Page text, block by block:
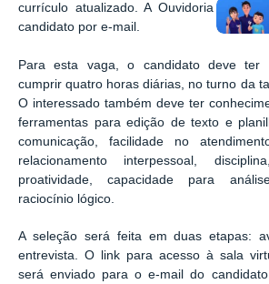
currículo atualizado. A Ouvidoria irá
candidato por e-mail.
Para esta vaga, o candidato deve ter
cumprir quatro horas diárias, no turno da
O interessado também deve ter
ferramentas para edição de texto e
comunicação, facilidade no
relacionamento interpessoal,
proatividade, capacidade para
raciocínio lógico.
A seleção será feita em duas etapas:
entrevista. O link para acesso à sala
será enviado para o e-mail do